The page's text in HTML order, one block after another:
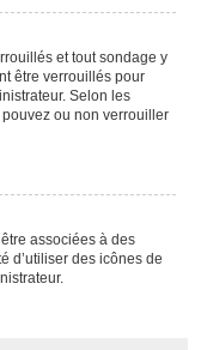
et tout sondage y
être verrouillés pour
Selon les
ou non verrouiller
associées à des
d’utiliser des icônes de